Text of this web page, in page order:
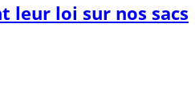
leur loi sur nos sacs